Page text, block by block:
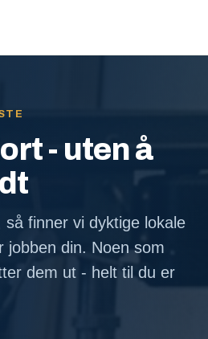
- uten å
så finner vi dyktige lokale
jobben din. Noen som
dem ut - helt til du er